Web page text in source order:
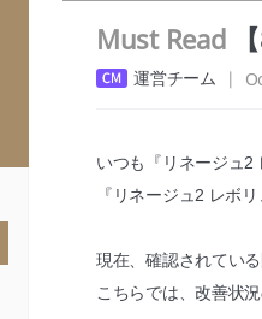
Must Read
運営チーム |
いつも『リネージュ2
『リネージュ2 レボ
現在、確認されてい
こちらでは、改善状